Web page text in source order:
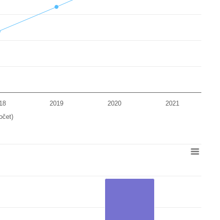
to 60371730.
2019 2020 2021